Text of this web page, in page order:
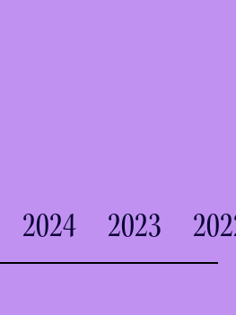
2024 2023